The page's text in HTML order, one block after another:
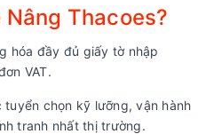
Thacoes?
hóa đầy đủ giấy tờ nhập
VAT.
chọn kỹ lưỡng, vận hành
tranh nhất thị trường.